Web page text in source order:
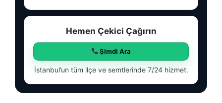
Hemen Çekici Çağırın
Şimdi Ara
İstanbul’un tüm ilçe ve semtlerinde 7/24 hizmet.